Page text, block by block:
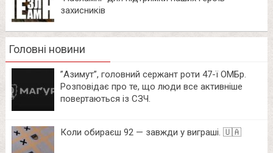
захисників
Головні новини
⁨”Азимут”, головний сержант роти 47-ї ОМБр.
Розповідає про те, що люди все активніше
повертаються із СЗЧ.
Коли обираєш 92 — завжди у виграші. 🇺🇦